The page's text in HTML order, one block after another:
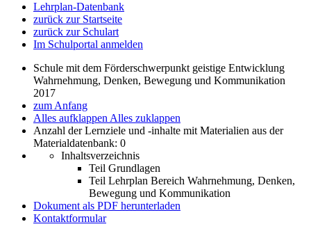
Lehrplan-Datenbank
zurück zur Startseite
zurück zur Schulart
Im Schulportal anmelden
Schule mit dem Förderschwerpunkt geistige Entwicklung
Wahrnehmung, Denken, Bewegung und Kommunikation
2017
zum Anfang
Alles aufklappen Alles zuklappen
Anzahl der Lernziele und -inhalte mit Materialien aus der
Materialdatenbank: 0
Inhaltsverzeichnis
Teil Grundlagen
Teil Lehrplan Bereich Wahrnehmung, Denken,
Bewegung und Kommunikation
Dokument als PDF herunterladen
Kontaktformular